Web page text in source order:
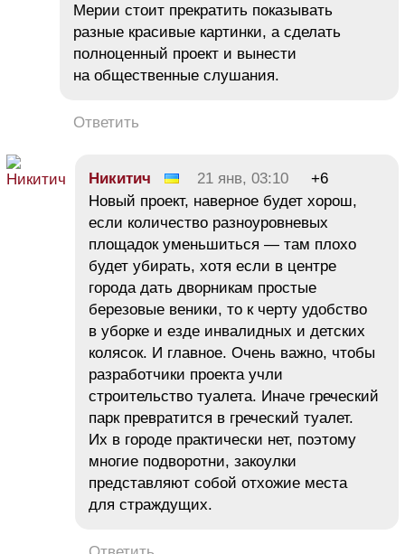
Мерии стоит прекратить показывать
разные красивые картинки, а сделать
полноценный проект и вынести
на общественные слушания.
Ответить
Никитич 21 янв, 03:10
+6
Новый проект, наверное будет хорош,
если количество разноуровневых
площадок уменьшиться — там плохо
будет убирать, хотя если в центре
города дать дворникам простые
березовые веники, то к черту удобство
в уборке и езде инвалидных и детских
колясок. И главное. Очень важно, чтобы
разработчики проекта учли
строительство туалета. Иначе греческий
парк превратится в греческий туалет.
Их в городе практически нет, поэтому
многие подворотни, закоулки
представляют собой отхожие места
для страждущих.